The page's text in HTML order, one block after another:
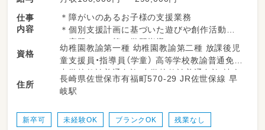
仕事
内容
＊障がいのあるお子様の支援業務
＊個別支援計画に基づいた遊びや創作活動
＊宿題をみる等の学習指導
＊自立支援の訓練等のサポート など
※送迎有（普通乗用車ＡＴ）
※支援対象：小学生～中校生（現在は１日平均１
資格
幼稚園教諭第一種 幼稚園教諭第二種 放課後児
童支援員・指導員（学童） 高等学校教諭普通免許
中学校教諭普通免許 小学校教諭普通免許 社会
福祉士 普通自動車運転免許
住所
長崎県佐世保市有福町570-29 JR佐世保線 早
岐駅
新卒可 未経験OK ブランクOK 残業なし